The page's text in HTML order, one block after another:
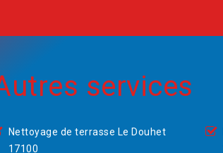
services
Nettoyage de terrasse Le Douhet
17100